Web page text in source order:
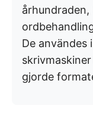
De användes
gjorde